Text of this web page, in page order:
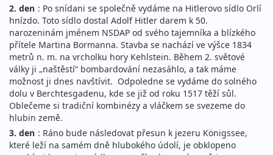
2. den : Po snídani se společně vydáme na Hitlerovo sídlo Orlí
hnízdo. Toto sídlo dostal Adolf Hitler darem k 50.
narozeninám jménem NSDAP od svého tajemníka a blízkého
přítele Martina Bormanna. Stavba se nachází ve výšce 1834
metrů n. m. na vrcholku hory Kehlstein. Během 2. světové
války ji „naštěstí“ bombardování nezasáhlo, a tak máme
možnost ji dnes navštívit. Odpoledne se vydáme do solného
dolu v Berchtesgadenu, kde se již od roku 1517 těží sůl.
Oblečeme si tradiční kombinézy a vláčkem se svezeme do
hlubin země.
3. den : Ráno bude následovat přesun k jezeru Königssee,
které leží na samém dně hlubokého údolí, je obklopeno